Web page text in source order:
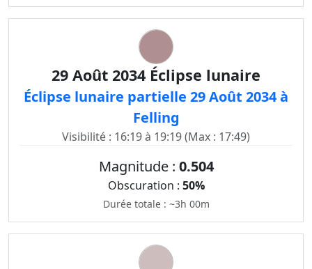
29 Août 2034 Éclipse lunaire
Éclipse lunaire partielle 29 Août 2034 à
Felling
Visibilité : 16:19 à 19:19 (Max : 17:49)
Magnitude : 0.504
Obscuration : 50%
Durée totale : ~3h 00m